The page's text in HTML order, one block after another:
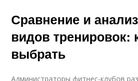
Сравнение и
видов тренировок:
выбрать
Администраторы фитнес-клубов